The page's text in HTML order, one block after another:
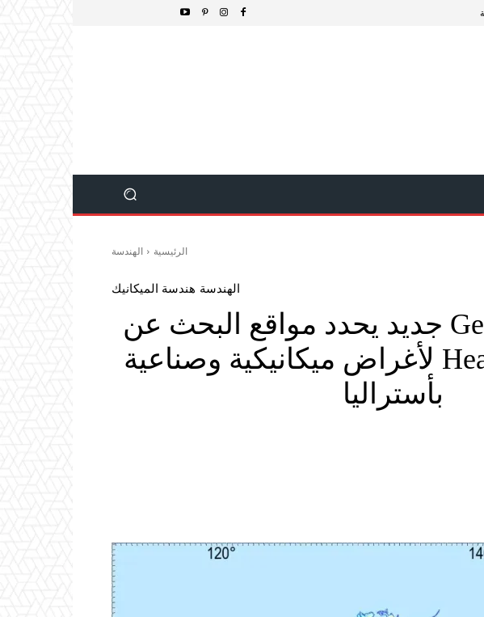
الرئيسية الهندسة
الهندسة هندسة الميكانيك
نموذج Geoscience جديد يحدد مواقع البحث عن
Heavy Rare Earths لأغراض ميكانيكية وصناعية
بأستراليا